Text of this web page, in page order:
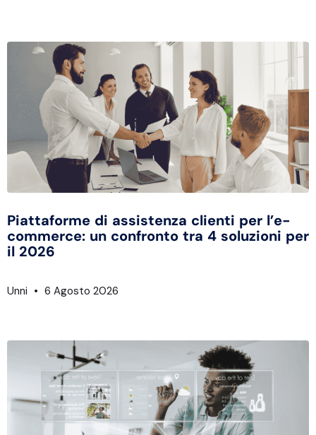
Piattaforme di assistenza clienti per l’e-
commerce: un confronto tra 4 soluzioni per
il 2026
Unni 6 Agosto 2026